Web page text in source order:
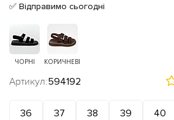
✅ Відправимо сьогодні
ЧОРНІ КОРИЧНЕВІ
Артикул:594192
36 37 38 39 40